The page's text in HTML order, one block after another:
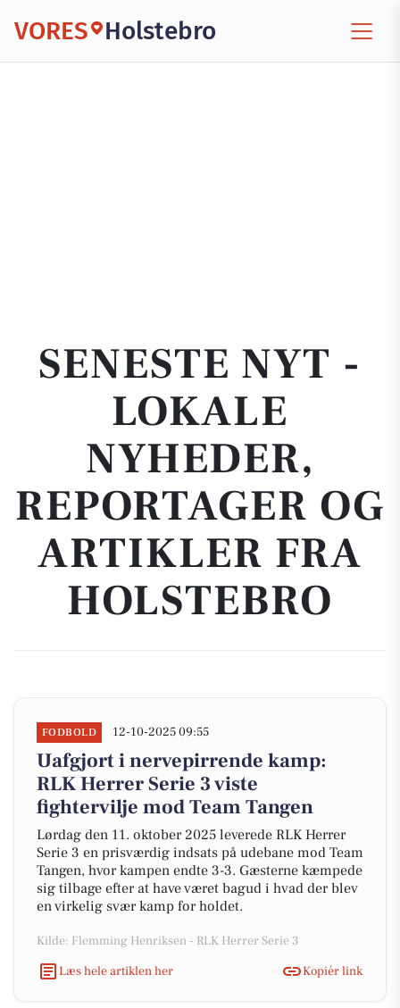
VORES Holstebro
SENESTE NYT -
LOKALE
NYHEDER,
REPORTAGER OG
ARTIKLER FRA
HOLSTEBRO
FODBOLD 12-10-2025 09:55
Uafgjort i nervepirrende kamp:
RLK Herrer Serie 3 viste
fightervilje mod Team Tangen
Lørdag den 11. oktober 2025 leverede RLK Herrer
Serie 3 en prisværdig indsats på udebane mod Team
Tangen, hvor kampen endte 3-3. Gæsterne kæmpede
sig tilbage efter at have været bagud i hvad der blev
en virkelig svær kamp for holdet.
Kilde: Flemming Henriksen - RLK Herrer Serie 3
Læs hele artiklen her
Kopiér link